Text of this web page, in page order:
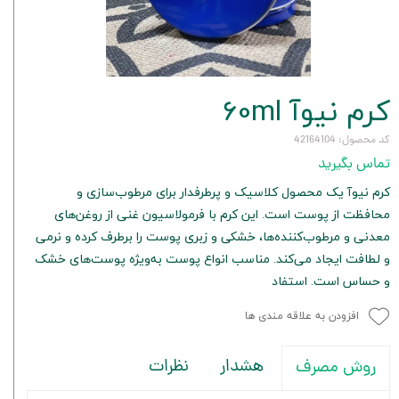
کرم نیوآ 60ml
کد محصول: 42164104
تماس بگیرید
کرم نیوآ یک محصول کلاسیک و پرطرفدار برای مرطوب‌سازی و
محافظت از پوست است. این کرم با فرمولاسیون غنی از روغن‌های
معدنی و مرطوب‌کننده‌ها، خشکی و زبری پوست را برطرف کرده و نرمی
و لطافت ایجاد می‌کند. مناسب انواع پوست به‌ویژه پوست‌های خشک
و حساس است. استفاد
افزودن به علاقه مندی ها
روش مصرف هشدار نظرات